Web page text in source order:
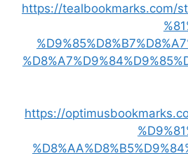
https://tealbookmarks.com/
https://